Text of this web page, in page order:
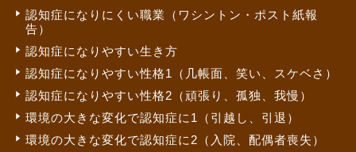
認知症になりにくい職業（ワシントン・ポスト紙報
告）
認知症になりやすい生き方
認知症になりやすい性格1（几帳面、笑い、スケベさ）
認知症になりやすい性格2（頑張り、孤独、我慢）
環境の大きな変化で認知症に1（引越し、引退）
環境の大きな変化で認知症に2（入院、配偶者喪失）